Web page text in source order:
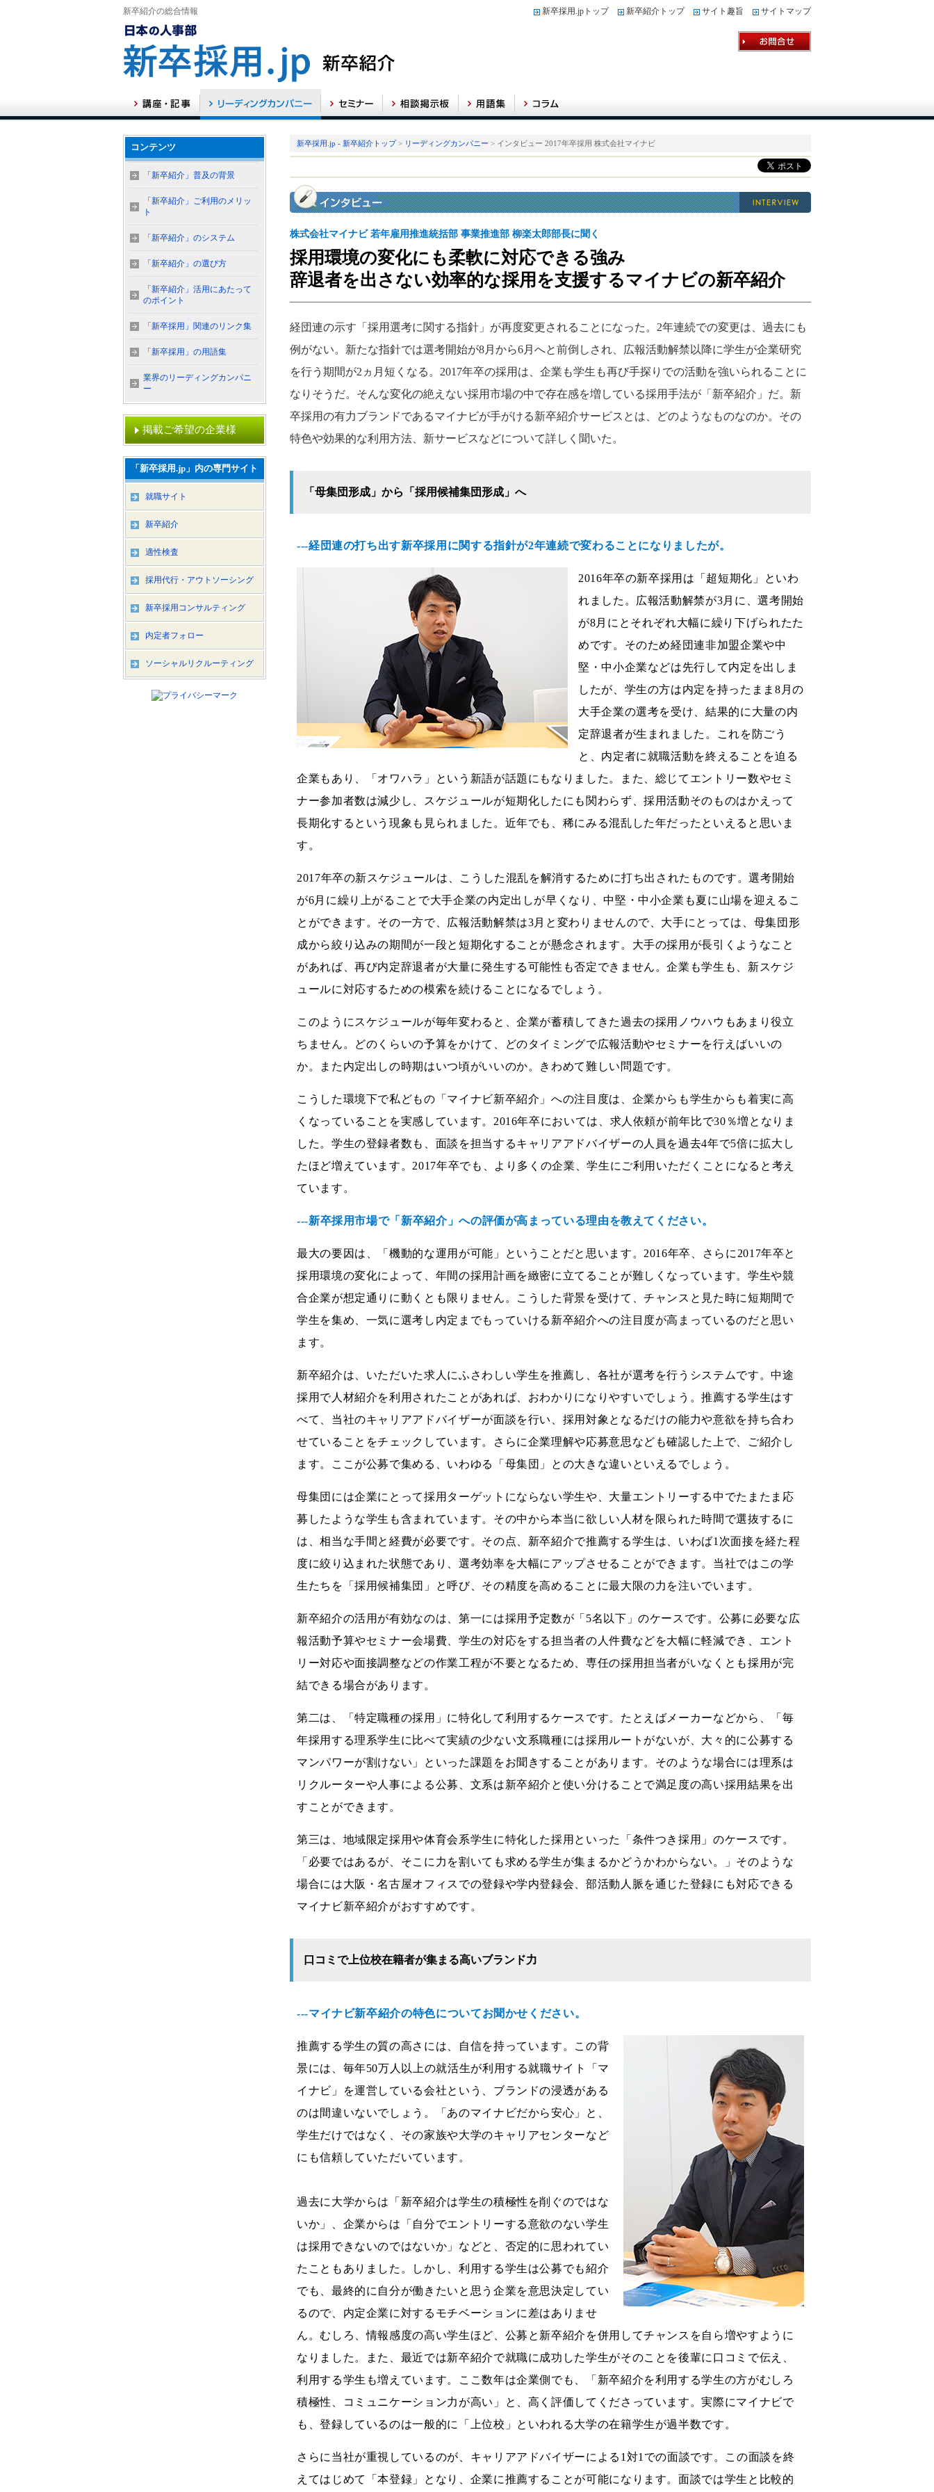
新卒紹介の総合情報 新卒採用.jpトップ 新卒紹介トップ サイト趣旨 サイトマップ
新卒採用.jp - 新卒紹介トップ> リーディングカンパニー > インタビュー 2017年卒採用 株式会社マイナビ
株式会社マイナビ 若年雇用推進統括部 事業推進部 柳楽太郎部長に聞く
採用環境の変化にも柔軟に対応できる強み
辞退者を出さない効率的な採用を支援するマイナビの新卒紹介
経団連の示す「採用選考に関する指針」が再度変更されることになった。2年連続での変更は、過去にも
例がない。新たな指針では選考開始が8月から6月へと前倒しされ、広報活動解禁以降に学生が企業研究
を行う期間が2ヵ月短くなる。2017年卒の採用は、企業も学生も再び手探りでの活動を強いられることに
なりそうだ。そんな変化の絶えない採用市場の中で存在感を増している採用手法が「新卒紹介」だ。新
卒採用の有力ブランドであるマイナビが手がける新卒紹介サービスとは、どのようなものなのか。その
特色や効果的な利用方法、新サービスなどについて詳しく聞いた。
「母集団形成」から「採用候補集団形成」へ
---経団連の打ち出す新卒採用に関する指針が2年連続で変わることになりましたが。
2016年卒の新卒採用は「超短期化」といわ
れました。広報活動解禁が3月に、選考開始
が8月にとそれぞれ大幅に繰り下げられたた
めです。そのため経団連非加盟企業や中
堅・中小企業などは先行して内定を出しま
したが、学生の方は内定を持ったまま8月の
大手企業の選考を受け、結果的に大量の内
定辞退者が生まれました。これを防ごう
と、内定者に就職活動を終えることを迫る
企業もあり、「オワハラ」という新語が話題にもなりました。また、総じてエントリー数やセミ
ナー参加者数は減少し、スケジュールが短期化したにも関わらず、採用活動そのものはかえって
長期化するという現象も見られました。近年でも、稀にみる混乱した年だったといえると思いま
す。
2017年卒の新スケジュールは、こうした混乱を解消するために打ち出されたものです。選考開始
が6月に繰り上がることで大手企業の内定出しが早くなり、中堅・中小企業も夏に山場を迎えるこ
とができます。その一方で、広報活動解禁は3月と変わりませんので、大手にとっては、母集団形
成から絞り込みの期間が一段と短期化することが懸念されます。大手の採用が長引くようなこと
があれば、再び内定辞退者が大量に発生する可能性も否定できません。企業も学生も、新スケジ
ュールに対応するための模索を続けることになるでしょう。
このようにスケジュールが毎年変わると、企業が蓄積してきた過去の採用ノウハウもあまり役立
ちません。どのくらいの予算をかけて、どのタイミングで広報活動やセミナーを行えばいいの
か。また内定出しの時期はいつ頃がいいのか。きわめて難しい問題です。
こうした環境下で私どもの「マイナビ新卒紹介」への注目度は、企業からも学生からも着実に高
くなっていることを実感しています。2016年卒においては、求人依頼が前年比で30％増となりま
した。学生の登録者数も、面談を担当するキャリアアドバイザーの人員を過去4年で5倍に拡大し
たほど増えています。2017年卒でも、より多くの企業、学生にご利用いただくことになると考え
ています。
---新卒採用市場で「新卒紹介」への評価が高まっている理由を教えてください。
最大の要因は、「機動的な運用が可能」ということだと思います。2016年卒、さらに2017年卒と
採用環境の変化によって、年間の採用計画を緻密に立てることが難しくなっています。学生や競
合企業が想定通りに動くとも限りません。こうした背景を受けて、チャンスと見た時に短期間で
学生を集め、一気に選考し内定までもっていける新卒紹介への注目度が高まっているのだと思い
ます。
新卒紹介は、いただいた求人にふさわしい学生を推薦し、各社が選考を行うシステムです。中途
採用で人材紹介を利用されたことがあれば、おわかりになりやすいでしょう。推薦する学生はす
べて、当社のキャリアアドバイザーが面談を行い、採用対象となるだけの能力や意欲を持ち合わ
せていることをチェックしています。さらに企業理解や応募意思なども確認した上で、ご紹介し
ます。ここが公募で集める、いわゆる「母集団」との大きな違いといえるでしょう。
母集団には企業にとって採用ターゲットにならない学生や、大量エントリーする中でたまたま応
募したような学生も含まれています。その中から本当に欲しい人材を限られた時間で選抜するに
は、相当な手間と経費が必要です。その点、新卒紹介で推薦する学生は、いわば1次面接を経た程
度に絞り込まれた状態であり、選考効率を大幅にアップさせることができます。当社ではこの学
生たちを「採用候補集団」と呼び、その精度を高めることに最大限の力を注いでいます。
新卒紹介の活用が有効なのは、第一には採用予定数が「5名以下」のケースです。公募に必要な広
報活動予算やセミナー会場費、学生の対応をする担当者の人件費などを大幅に軽減でき、エント
リー対応や面接調整などの作業工程が不要となるため、専任の採用担当者がいなくとも採用が完
結できる場合があります。
第二は、「特定職種の採用」に特化して利用するケースです。たとえばメーカーなどから、「毎
年採用する理系学生に比べて実績の少ない文系職種には採用ルートがないが、大々的に公募する
マンパワーが割けない」といった課題をお聞きすることがあります。そのような場合には理系は
リクルーターや人事による公募、文系は新卒紹介と使い分けることで満足度の高い採用結果を出
すことができます。
第三は、地域限定採用や体育会系学生に特化した採用といった「条件つき採用」のケースです。
「必要ではあるが、そこに力を割いても求める学生が集まるかどうかわからない。」そのような
場合には大阪・名古屋オフィスでの登録や学内登録会、部活動人脈を通じた登録にも対応できる
マイナビ新卒紹介がおすすめです。
口コミで上位校在籍者が集まる高いブランド力
---マイナビ新卒紹介の特色についてお聞かせください。
推薦する学生の質の高さには、自信を持っています。この背
景には、毎年50万人以上の就活生が利用する就職サイト「マ
イナビ」を運営している会社という、ブランドの浸透がある
のは間違いないでしょう。「あのマイナビだから安心」と、
学生だけではなく、その家族や大学のキャリアセンターなど
にも信頼していただいています。
過去に大学からは「新卒紹介は学生の積極性を削ぐのではな
いか」、企業からは「自分でエントリーする意欲のない学生
は採用できないのではないか」などと、否定的に思われてい
たこともありました。しかし、利用する学生は公募でも紹介
でも、最終的に自分が働きたいと思う企業を意思決定してい
るので、内定企業に対するモチベーションに差はありませ
ん。むしろ、情報感度の高い学生ほど、公募と新卒紹介を併用してチャンスを自ら増やすように
なりました。また、最近では新卒紹介で就職に成功した学生がそのことを後輩に口コミで伝え、
利用する学生も増えています。ここ数年は企業側でも、「新卒紹介を利用する学生の方がむしろ
積極性、コミュニケーション力が高い」と、高く評価してくださっています。実際にマイナビで
も、登録しているのは一般的に「上位校」といわれる大学の在籍学生が過半数です。
さらに当社が重視しているのが、キャリアアドバイザーによる1対1での面談です。この面談を終
えてはじめて「本登録」となり、企業に推薦することが可能になります。面談では学生と比較的
コンテンツ
「新卒紹介」普及の背景
「新卒紹介」ご利用のメリッ
ト
「新卒紹介」のシステム
「新卒紹介」の選び方
「新卒紹介」活用にあたって
のポイント
「新卒採用」関連のリンク集
「新卒採用」の用語集
業界のリーディングカンパニ
ー
掲載ご希望の企業様
「新卒採用.jp」内の専門サイト
就職サイト
新卒紹介
適性検査
採用代行・アウトソーシング
新卒採用コンサルティング
内定者フォロー
ソーシャルリクルーティング